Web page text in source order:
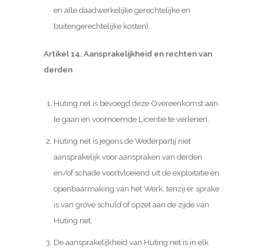
en alle daadwerkelijke gerechtelijke en
buitengerechtelijke kosten).
Artikel 14. Aansprakelijkheid en rechten van
derden
Huting.net is bevoegd deze Overeenkomst aan
te gaan en voornoemde Licentie te verlenen.
Huting.net is jegens de Wederpartij niet
aansprakelijk voor aanspraken van derden
en/of schade voortvloeiend uit de exploitatie en
openbaarmaking van het Werk, tenzij er sprake
is van grove schuld of opzet aan de zijde van
Huting.net.
De aansprakelijkheid van Huting.net is in elk